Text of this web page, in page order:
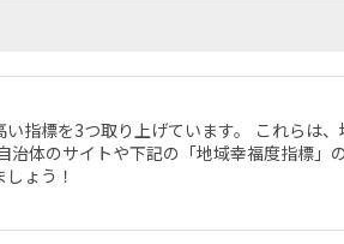
指標を3つ取り上げています。 これらは、
治体のサイトや下記の「地域幸福度指標」
ょう！